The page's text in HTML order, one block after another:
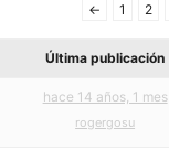
← 1 2
Última publicación
hace 14 años, 1 mes
rogergosu